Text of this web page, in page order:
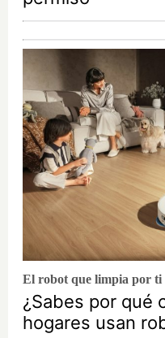
El robot que limpia por ti
¿Sabes por qué
hogares usan